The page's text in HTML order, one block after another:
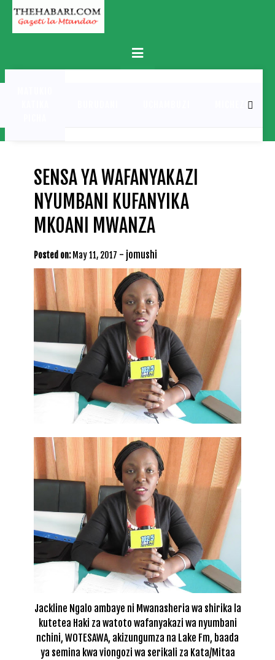
Skip
content
Primary
Menu
MICHEZO
SENSA YA WAFANYAKAZI
NYUMBANI KUFANYIKA
MKOANI MWANZA
Posted on: May 11, 2017 - jomushi
Jackline Ngalo ambaye ni Mwanasheria wa shirika la
kutetea Haki za watoto wafanyakazi wa nyumbani
nchini, WOTESAWA, akizungumza na Lake Fm, baada
ya semina kwa viongozi wa serikali za Kata/Mitaa